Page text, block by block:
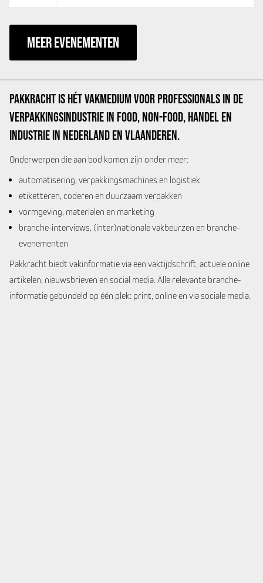
MEER EVENEMENTEN
Pakkracht is hét vakmedium voor professionals in de
verpakkingsindustrie in food, non-food, handel en
industrie in Nederland en Vlaanderen.
Onderwerpen die aan bod komen zijn onder meer:
automatisering, verpakkingsmachines en logistiek
etiketteren, coderen en duurzaam verpakken
vormgeving, materialen en marketing
branche-interviews, (inter)nationale vakbeurzen en branche-
evenementen
Pakkracht biedt vakinformatie via een vaktijdschrift, actuele online
artikelen, nieuwsbrieven en social media. Alle relevante branche-
informatie gebundeld op één plek: print, online en via sociale media.